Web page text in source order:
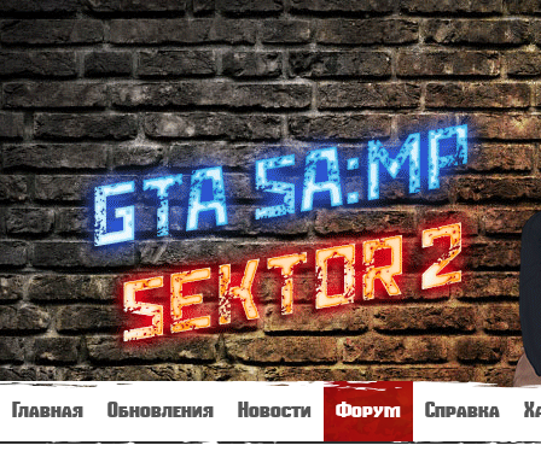
Главная Обновления Новости Форум Справка